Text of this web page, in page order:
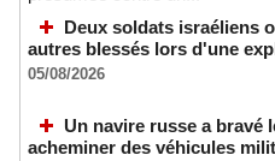
Deux soldats israéliens
autres blessés lors d'une
05/08/2026
Un navire russe a bravé
acheminer des véhicules